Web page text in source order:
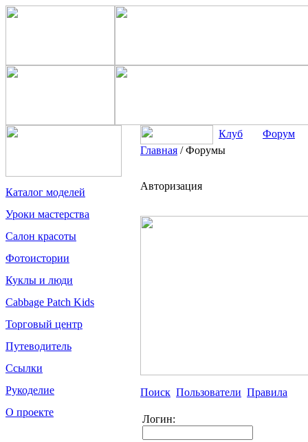
Каталог моделей
Уроки мастерства
Салон красоты
Фотоистории
Куклы и люди
Cabbage Patch Kids
Торговый центр
Путеводитель
Ссылки
Рукоделие
О проекте
Клуб
Форум
Главная /Форумы
Авторизация
Поиск Пользователи Правила
Логин: